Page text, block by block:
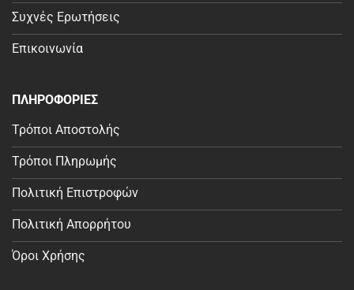
Συχνές Ερωτήσεις
Επικοινωνία
ΠΛΗΡΟΦΟΡΙΕΣ
Τρόποι Αποστολής
Τρόποι Πληρωμής
Πολιτική Επιστροφών
Πολιτική Απορρήτου
Όροι Χρήσης